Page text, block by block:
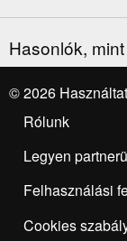
Hasonlók,
© 2026
Rólunk
Legyen
Felhasználási
Cookies